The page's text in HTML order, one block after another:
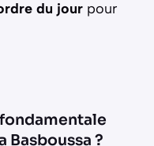
du jour pour
Basboussa ?